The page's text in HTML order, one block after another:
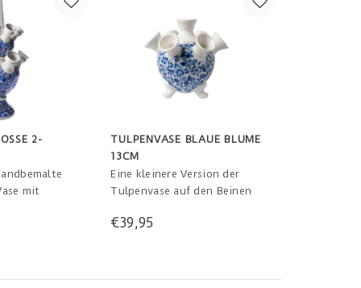
2-T
mit
schöne Vase
TULPENVASE BLAUE BLUME
13CM
Eine kleinere Version der
Tulpenvase auf den Beinen
€39,95